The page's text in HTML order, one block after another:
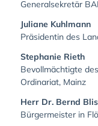
Generalsekretär
Juliane Kuhlmann
Präsidentin des
Stephanie Rieth
Bevollmächtigte
Ordinariat, Mainz
Herr Dr. Bernd
Bürgermeister in